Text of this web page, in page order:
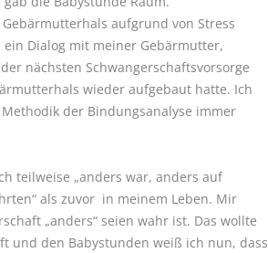
aufgrund von Stress
Dialog mit meiner Gebärmutter,
nächsten Schwangerschaftsvorsorge
wieder aufgebaut hatte. Ich
der Bindungsanalyse immer
teilweise „anders war, anders auf
als zuvor in meinem Leben. Mir
„anders“ seien wahr ist. Das wollte
und den Babystunden weiß ich nun, dass